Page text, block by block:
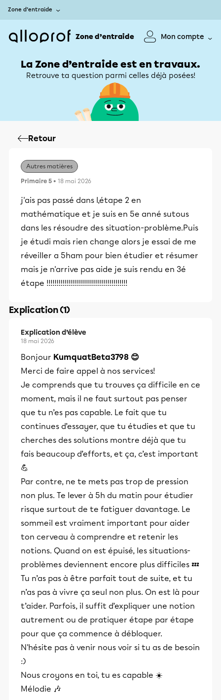
Zone d’entraide
Zone d’entraide Mon compte
La Zone d’entraide est en travaux.
Retrouve ta question parmi celles déjà posées!
Retour
Autres matières
Primaire 5 • 18 mai 2026
j'ais pas passé dans l,étape 2 en
mathématique et je suis en 5e anné sutous
dans les résoudre des situation-problème.Puis
je étudi mais rien change alors je essai de me
réveiller a 5ham pour bien étudier et résumer
mais je n'arrive pas aide je suis rendu en 3é
étape !!!!!!!!!!!!!!!!!!!!!!!!!!!!!!!!!!!!!!!!!
Explication (1)
Explication d’élève
18 mai 2026
Bonjour KumquatBeta3798 😊
Merci de faire appel à nos services!
Je comprends que tu trouves ça difficile en ce
moment, mais il ne faut surtout pas penser
que tu n’es pas capable. Le fait que tu
continues d’essayer, que tu étudies et que tu
cherches des solutions montre déjà que tu
fais beaucoup d’efforts, et ça, c’est important
💪
Par contre, ne te mets pas trop de pression
non plus. Te lever à 5h du matin pour étudier
risque surtout de te fatiguer davantage. Le
sommeil est vraiment important pour aider
ton cerveau à comprendre et retenir les
notions. Quand on est épuisé, les situations-
problèmes deviennent encore plus difficiles 💤
Tu n’as pas à être parfait tout de suite, et tu
n’as pas à vivre ça seul non plus. On est là pour
t’aider. Parfois, il suffit d’expliquer une notion
autrement ou de pratiquer étape par étape
pour que ça commence à débloquer.
N'hésite pas à venir nous voir si tu as de besoin
:)
Nous croyons en toi, tu es capable ☀️
Mélodie 🎶